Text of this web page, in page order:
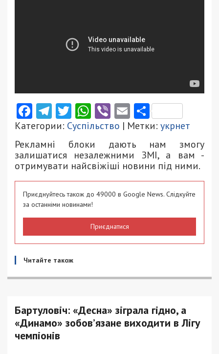
Facebook
Telegram
Twitter
WhatsApp
ViberEmail
Категории: Суспільство | Метки: укрнет
Рекламні блоки дають нам змогу
залишатися незалежними ЗМІ, а вам -
отримувати найсвіжіші новини під ними.
Приєднуйтесь також до 49000 в Google News. Слідкуйте
за останніми новинами!
Приєднатися
Читайте також
Бартуловіч: «Десна» зіграла гідно, а
«Динамо» зобов’язане виходити в Лігу
чемпіонів